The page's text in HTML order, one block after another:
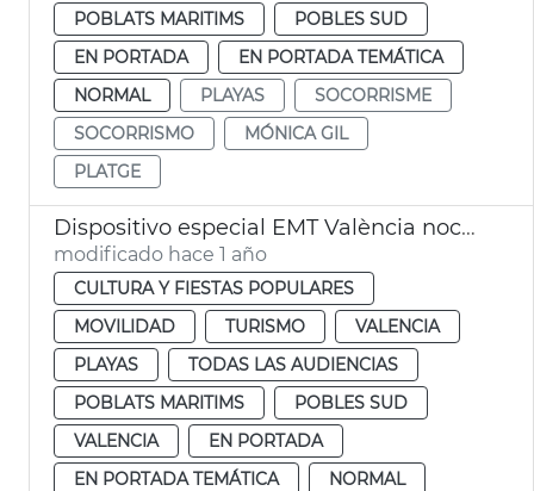
POBLATS MARITIMS
POBLES SUD
EN PORTADA
EN PORTADA TEMÁTICA
NORMAL
PLAYAS
SOCORRISME
SOCORRISMO
MÓNICA GIL
PLATGE
Dispositivo especial EMT València noche San Juan
modificado hace 1 año
CULTURA Y FIESTAS POPULARES
MOVILIDAD
TURISMO
VALENCIA
PLAYAS
TODAS LAS AUDIENCIAS
POBLATS MARITIMS
POBLES SUD
VALENCIA
EN PORTADA
EN PORTADA TEMÁTICA
NORMAL